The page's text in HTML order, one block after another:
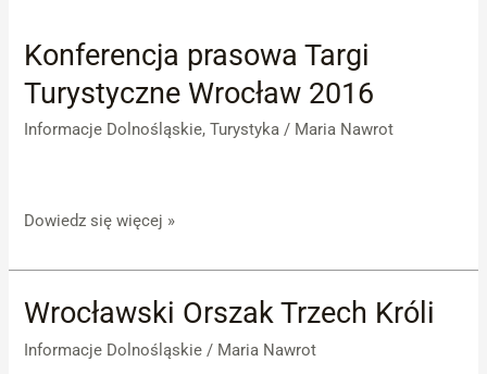
Konferencja prasowa Targi
Turystyczne Wrocław 2016
Informacje Dolnośląskie,Turystyka / Maria Nawrot
Konferencja
Targi
Turystyczne
Dowiedz się więcej »
Wrocławski Orszak Trzech Króli
Informacje Dolnośląskie / Maria Nawrot
Wrocławski
Trzech